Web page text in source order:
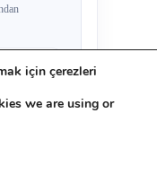
için çerezleri
we are using or
şeridini kapat